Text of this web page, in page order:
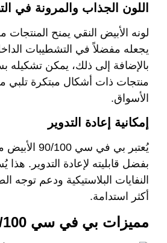
اللون الجذاب والمرونة في
لونه الأبيض النقي يمنح المنتجات
يجعله مفضلاً في التشطيبات
بالإضافة إلى ذلك، يمكن تشكيله
منتجات ذات أشكال مبتكرة تلبي
الأسواق.
إمكانية إعادة التدوير
يُعتبر بي في
بفضل قابليته لإعادة التدوير.
النفايات البلاستيكية ودعم توجه
أكثر استدامة.
مميزات بي في سي 90/100 الأبيض